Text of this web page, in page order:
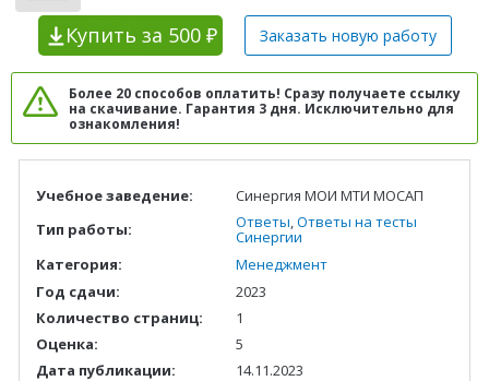
Купить за 500 ₽ Заказать новую работу
Более 20 способов оплатить! Сразу получаете ссылку
на скачивание. Гарантия 3 дня. Исключительно для
ознакомления!
Учебное заведение:
Синергия МОИ МТИ МОСАП
Тип работы:
Ответы,Ответы на тесты
Синергии
Категория:
Менеджмент
Год сдачи:
2023
Количество страниц:
1
Оценка:
5
Дата публикации:
14.11.2023